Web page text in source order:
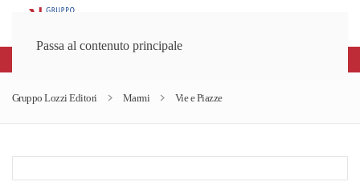
Passa al contenuto principale
Gruppo Lozzi Editori Marmi Vie e Piazze